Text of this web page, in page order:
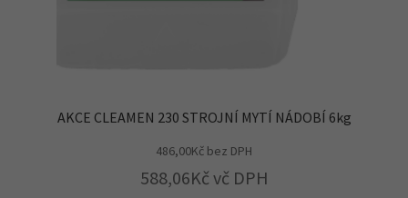
AKCE CLEAMEN 230 STROJNÍ MYTÍ NÁDOBÍ 6kg
486,00Kč bez DPH
588,06Kč vč DPH